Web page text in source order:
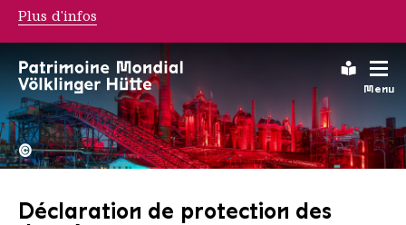
Menu
Déclaration de
La Völklinger Hütte
Copyright:
©
Déclaration de protection des
Plus d'infos